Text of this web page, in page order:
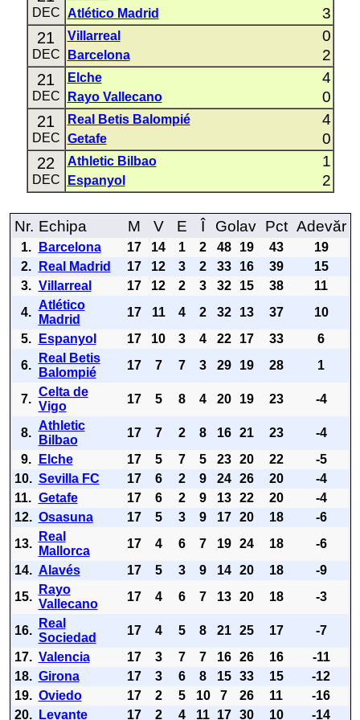
DEC Atlético Madrid 3
21
DEC
Villarreal 0
Barcelona 2
21
DEC
Elche 4
Rayo Vallecano 0
21
DEC
Real Betis Balompié 4
Getafe 0
22
DEC
Athletic Bilbao 1
Espanyol 2
Nr. Echipa M V E Î Golav Pct Adevăr
1. Barcelona 17 14 1 2 48 19 43
19
2.
Real Madrid 17 12 3 2 33 16 39
15
3. Villarreal 17 12 2 3 32 15 38
11
4.
Atlético
Madrid
17 11 4 2 32 13 37
10
5.
Espanyol 17 10 3 4 22 17 33
6
6.
Real Betis
Balompié
17 7 7 3 29 19 28 1
7.
Celta de
Vigo
17 5 8 4 20 19 23 -4
8.
Athletic
Bilbao
17 7 2 8 16 21 23
-4
9.
Elche 17 5 7 5 23 20 22
-5
10. Sevilla FC 17 6 2 9 24 26 20
-4
11. Getafe 17 6 2 9 13 22 20
-4
12. Osasuna 17 5 3 9 17 20 18
-6
13.
Real
Mallorca
17 4 6 7 19 24 18
-6
14. Alavés 17 5 3 9 14 20 18
-9
15.
Rayo
Vallecano
17 4 6 7 13 20 18 -3
16.
Real
Sociedad
17 4 5 8 21 25 17
-7
17. Valencia 17 3 7 7 16 26 16
-11
18. Girona 17 3 6 8 15 33 15
-12
19. Oviedo 17 2 5 10 7 26 11
-16
20.
Levante 17 2 4 11 17 30 10 -14